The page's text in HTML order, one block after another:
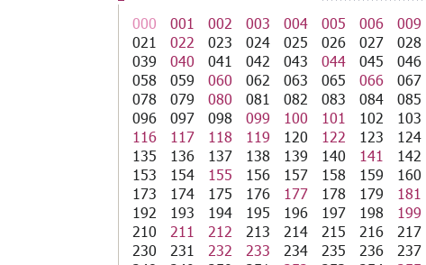
000
001 002 003 004 005 006 009
021
022 023 024 025 026 027 028
039
040 041 042 043 044 045 046
058
059 060 062 063 065 066 067
078
079 080 081 082 083 084 085
096
097 098 099 100 101 102 103
116
117 118 119 120 122 123 124
135
136 137 138 139 140 141 142
153
154 155 156 157 158 159 160
173
174 175 176 177 178 179 181
192
193 194 195 196 197 198 199
210
211 212 213 214 215 216 217
230
231 232 233 234 235 236 237